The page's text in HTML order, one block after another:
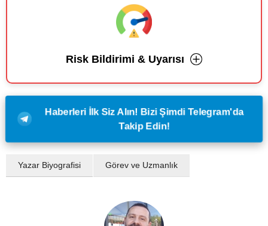
Risk Bildirimi & Uyarısı
Haberleri İlk Siz Alın! Bizi Şimdi Telegram'da
Takip Edin!
Yazar Biyografisi Görev ve Uzmanlık